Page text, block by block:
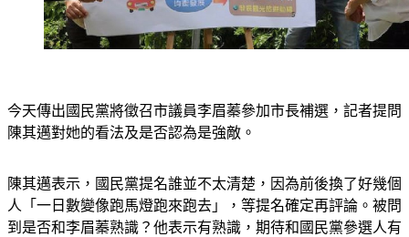
今天傳出國民黨將徵召市議員李眉蓁參加市長補選，記者提問
陳其邁對她的看法及是否認為是強敵。
陳其邁表示，國民黨提名誰並不太清楚，因為前後換了好幾個
人「一日數變像跑馬燈跑來跑去」，等提名確定再評論。被問
到是否和李眉蓁熟識？他表示有熟識，期待和國民黨參選人有